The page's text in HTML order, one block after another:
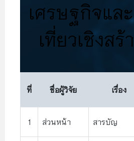
เศรษฐกิจแล
เที่ยวเชิงสร้
ที่ ชื่อผู้วิจัย เรื่อง
1 ส่วนหน้า สารบัญ